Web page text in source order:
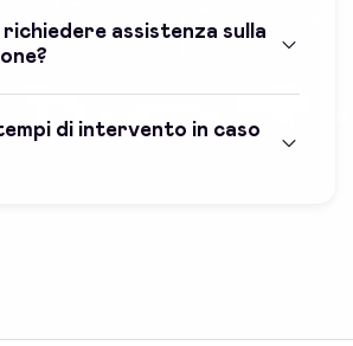
richiedere assistenza sulla
di intervento in caso